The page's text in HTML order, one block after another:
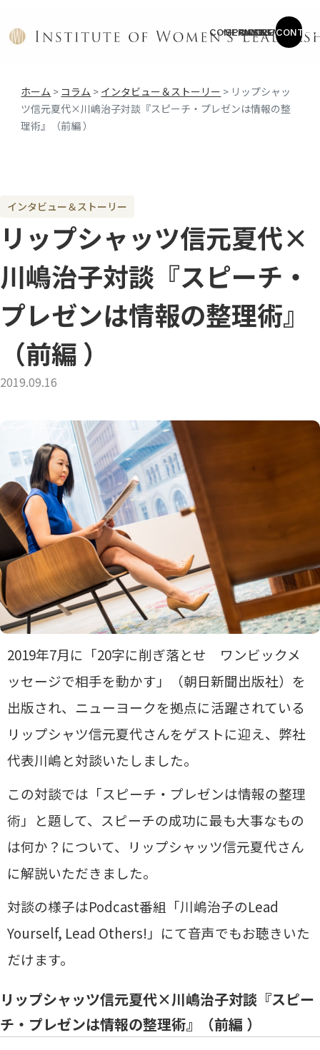
COMPANY
SERVICE
CASES
COLUMN
NEWS
ホーム > コラム > インタビュー＆ストーリー > リップシャッ
ツ信元夏代×川嶋治子対談『スピーチ・プレゼンは情報の整
理術』（前編 ）
インタビュー＆ストーリー
リップシャッツ信元夏代×
川嶋治子対談『スピーチ・
プレゼンは情報の整理術』
（前編 ）
2019.09.16
2019年7月に「20字に削ぎ落とせ ワンビックメ
ッセージで相手を動かす」（朝日新聞出版社）を
出版され、ニューヨークを拠点に活躍されている
リップシャツ信元夏代さんをゲストに迎え、弊社
代表川嶋と対談いたしました。
この対談では「スピーチ・プレゼンは情報の整理
術」と題して、スピーチの成功に最も大事なもの
は何か？について、リップシャッツ信元夏代さん
に解説いただきました。
対談の様子はPodcast番組「川嶋治子のLead
Yourself, Lead Others!」にて音声でもお聴きいた
だけます。
リップシャッツ信元夏代×川嶋治子対談『スピー
チ・プレゼンは情報の整理術』（前編 ）